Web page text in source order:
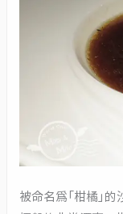
被命名為「柑橘」